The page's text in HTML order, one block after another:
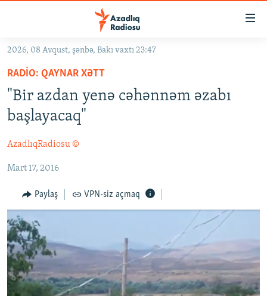
Əsas
qayıt
Əsas
naviqasiyaya
qayıt
Axtarışa
GÜNDƏM
#İZAHLA
KORRUPSIOMETR
#ƏSLINDƏ
FƏRQƏ BAX
QANUNI DOĞRU
ARAŞDIRMA
MULTIMEDIA
VIDEO
FOTOQALEREYA
İNFOQRAFIKA
RADIO ARXIV
OXU ZALI
AZƏRBAYCAN ƏDƏBIYYATI KITABXANASI
HAQQIMIZDA
MISSIYAMIZ
BIZI IZLƏ
2026, 08 Avqust, şənbə, Bakı vaxtı 23:47
RADIO: QAYNAR XƏTT
"Bir azdan yenə cəhənnəm əzabı
başlayacaq"
AzadlıqRadiosu ©
Mart 17, 2016
Paylaş VPN-siz açmaq